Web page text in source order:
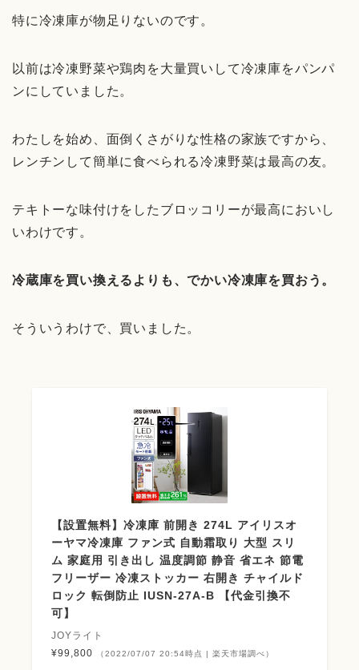
特に冷凍庫が物足りないのです。
以前は冷凍野菜や鶏肉を大量買いして冷凍庫をパンパ
ンにしていました。
わたしを始め、面倒くさがりな性格の家族ですから、
レンチンして簡単に食べられる冷凍野菜は最高の友。
テキトーな味付けをしたブロッコリーが最高においし
いわけです。
冷蔵庫を買い換えるよりも、でかい冷凍庫を買おう。
そういうわけで、買いました。
【設置無料】冷凍庫 前開き 274L アイリスオ
ーヤマ冷凍庫 ファン式 自動霜取り 大型 スリ
ム 家庭用 引き出し 温度調節 静音 省エネ 節電
フリーザー 冷凍ストッカー 右開き チャイルド
ロック 転倒防止 IUSN-27A-B 【代金引換不
可】
JOYライト
¥99,800
（2022/07/07 20:54時点 | 楽天市場調べ）